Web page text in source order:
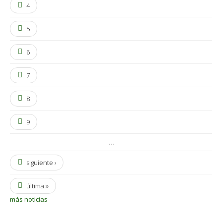
4
5
6
7
8
9
…
siguiente ›
última »
más noticias